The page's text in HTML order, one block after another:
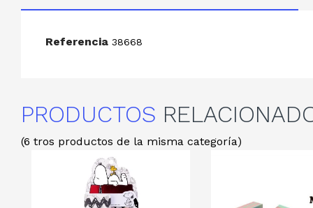
Referencia 38668
PRODUCTOS
(6 tros productos de la misma categoría)